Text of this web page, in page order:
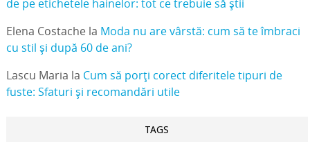
de pe etichetele hainelor: tot ce trebuie să știi
Elena Costachela Moda nu are vârstă: cum să te îmbraci
cu stil și după 60 de ani?
Lascu Maria la Cum să porți corect diferitele tipuri de
fuste: Sfaturi și recomandări utile
TAGS